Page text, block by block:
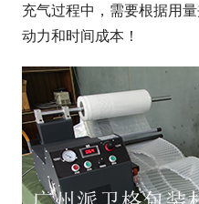
充气过程中，需要根据用
动力和时间成本！